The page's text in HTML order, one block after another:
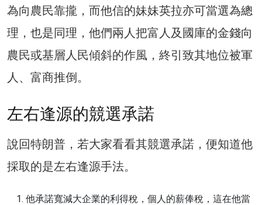
為向農民靠攏，而他信的妹妹英拉亦可當選為總
理，也是同理，他們兩人把富人及國庫的金錢向
農民或基層人民傾斜的作風，終引致其地位被軍
人、富商推倒。
左右逢源的競選承諾
說回特朗普，若大家看看其競選承諾，便知道他
採取的是左右逢源手法。
他承諾寬減大企業的利得稅，個人的薪俸稅，這在他當